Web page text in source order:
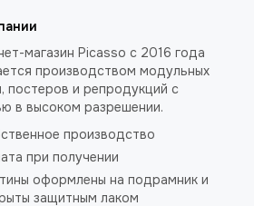
магазин Picasso с 2016 года
производством модульных
постеров и репродукций с
в высоком разрешении.
производство
при получении
оформлены на подрамник и
защитным лаком